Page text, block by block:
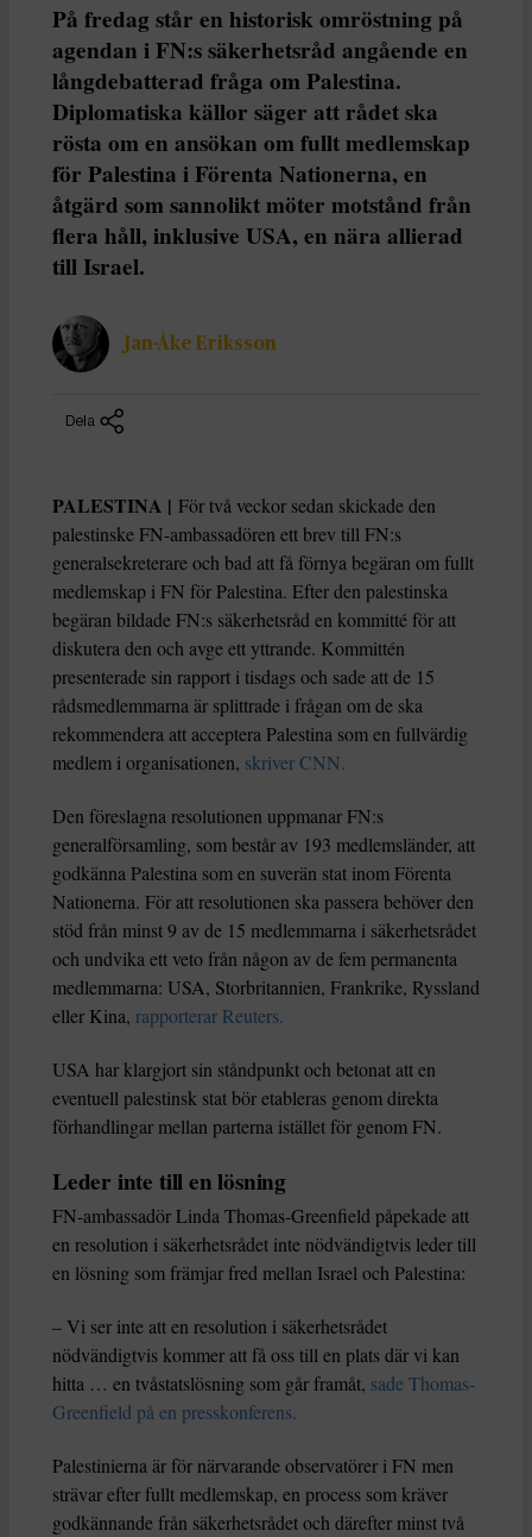
På fredag står en historisk omröstning på
agendan i FN:s säkerhetsråd angående en
långdebatterad fråga om Palestina.
Diplomatiska källor säger att rådet ska
rösta om en ansökan om fullt medlemskap
för Palestina i Förenta Nationerna, en
åtgärd som sannolikt möter motstånd från
flera håll, inklusive USA, en nära allierad
till Israel.
Jan-Åke Eriksson
Dela
PALESTINA | För två veckor sedan skickade den
palestinske FN-ambassadören ett brev till FN:s
generalsekreterare och bad att få förnya begäran om fullt
medlemskap i FN för Palestina. Efter den palestinska
begäran bildade FN:s säkerhetsråd en kommitté för att
diskutera den och avge ett yttrande. Kommittén
presenterade sin rapport i tisdags och sade att de 15
rådsmedlemmarna är splittrade i frågan om de ska
rekommendera att acceptera Palestina som en fullvärdig
medlem i organisationen, skriver CNN.
Den föreslagna resolutionen uppmanar FN:s
generalförsamling, som består av 193 medlemsländer, att
godkänna Palestina som en suverän stat inom Förenta
Nationerna. För att resolutionen ska passera behöver den
stöd från minst 9 av de 15 medlemmarna i säkerhetsrådet
och undvika ett veto från någon av de fem permanenta
medlemmarna: USA, Storbritannien, Frankrike, Ryssland
eller Kina, rapporterar Reuters.
USA har klargjort sin ståndpunkt och betonat att en
eventuell palestinsk stat bör etableras genom direkta
förhandlingar mellan parterna istället för genom FN.
Leder inte till en lösning
FN-ambassadör Linda Thomas-Greenfield påpekade att
en resolution i säkerhetsrådet inte nödvändigtvis leder till
en lösning som främjar fred mellan Israel och Palestina:
– Vi ser inte att en resolution i säkerhetsrådet
nödvändigtvis kommer att få oss till en plats där vi kan
hitta … en tvåstatslösning som går framåt, sade Thomas-
Greenfield på en presskonferens.
Palestinierna är för närvarande observatörer i FN men
strävar efter fullt medlemskap, en process som kräver
godkännande från säkerhetsrådet och därefter minst två